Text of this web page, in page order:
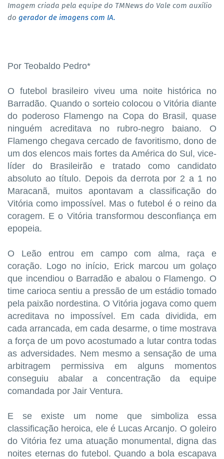
Imagem criada pela equipe do TMNews do Vale com auxílio
do gerador de imagens com IA.
Por Teobaldo Pedro*
O futebol brasileiro viveu uma noite histórica no
Barradão. Quando o sorteio colocou o Vitória diante
do poderoso Flamengo na Copa do Brasil, quase
ninguém acreditava no rubro-negro baiano. O
Flamengo chegava cercado de favoritismo, dono de
um dos elencos mais fortes da América do Sul, vice-
líder do Brasileirão e tratado como candidato
absoluto ao título. Depois da derrota por 2 a 1 no
Maracanã, muitos apontavam a classificação do
Vitória como impossível. Mas o futebol é o reino da
coragem. E o Vitória transformou desconfiança em
epopeia.
O Leão entrou em campo com alma, raça e
coração. Logo no início, Erick marcou um golaço
que incendiou o Barradão e abalou o Flamengo. O
time carioca sentiu a pressão de um estádio tomado
pela paixão nordestina. O Vitória jogava como quem
acreditava no impossível. Em cada dividida, em
cada arrancada, em cada desarme, o time mostrava
a força de um povo acostumado a lutar contra todas
as adversidades. Nem mesmo a sensação de uma
arbitragem permissiva em alguns momentos
conseguiu abalar a concentração da equipe
comandada por Jair Ventura.
E se existe um nome que simboliza essa
classificação heroica, ele é Lucas Arcanjo. O goleiro
do Vitória fez uma atuação monumental, digna das
noites eternas do futebol. Quando a bola escapava